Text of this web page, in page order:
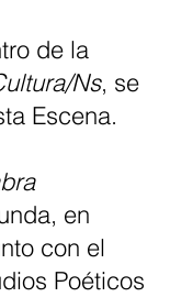
de la
Ns, se
Escena.
en
con el
Poéticos